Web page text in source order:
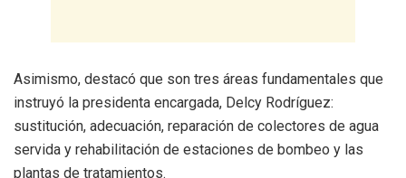
Asimismo, destacó que son tres áreas fundamentales que
instruyó la presidenta encargada, Delcy Rodríguez:
sustitución, adecuación, reparación de colectores de agua
servida y rehabilitación de estaciones de bombeo y las
plantas de tratamientos.